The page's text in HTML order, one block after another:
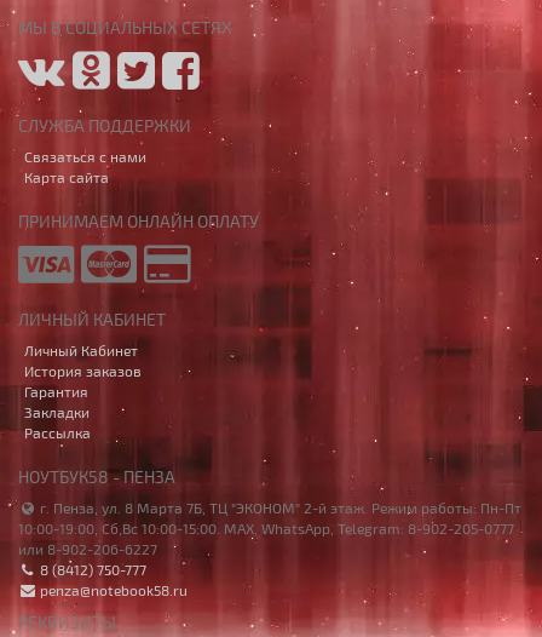
МЫ В СОЦИАЛЬНЫХ СЕТЯХ
СЛУЖБА ПОДДЕРЖКИ
Связаться с нами
Карта сайта
ПРИНИМАЕМ ОНЛАЙН ОПЛАТУ
ЛИЧНЫЙ КАБИНЕТ
Личный Кабинет
История заказов
Гарантия
Закладки
Рассылка
НОУТБУК58 - ПЕНЗА
г. Пенза, ул. 8 Марта 7Б, ТЦ "ЭКОНОМ" 2-й этаж. Режим работы: Пн-Пт
10:00-19:00, Сб,Вс 10:00-15:00. MAX, WhatsApp, Telegram: 8-902-205-0777
или 8-902-206-6227
8 (8412) 750-777
penza@notebook58.ru
РЕКВИЗИТЫ